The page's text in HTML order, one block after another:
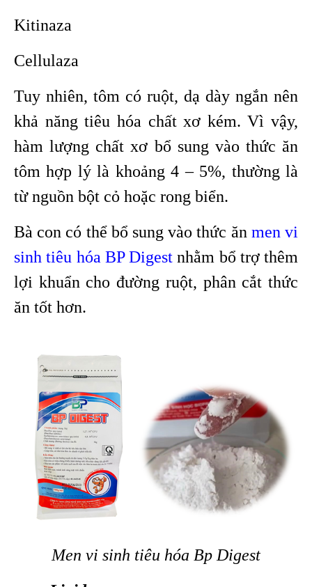
Kitinaza
Cellulaza
Tuy nhiên, tôm có ruột, dạ dày ngắn nên
khả năng tiêu hóa chất xơ kém. Vì vậy,
hàm lượng chất xơ bổ sung vào thức ăn
tôm hợp lý là khoảng 4 – 5%, thường là
từ nguồn bột cỏ hoặc rong biển.
Bà con có thể bổ sung vào thức ăn men vi
sinh tiêu hóa BP Digest nhằm bổ trợ thêm
lợi khuẩn cho đường ruột, phân cắt thức
ăn tốt hơn.
Men vi sinh tiêu hóa Bp Digest